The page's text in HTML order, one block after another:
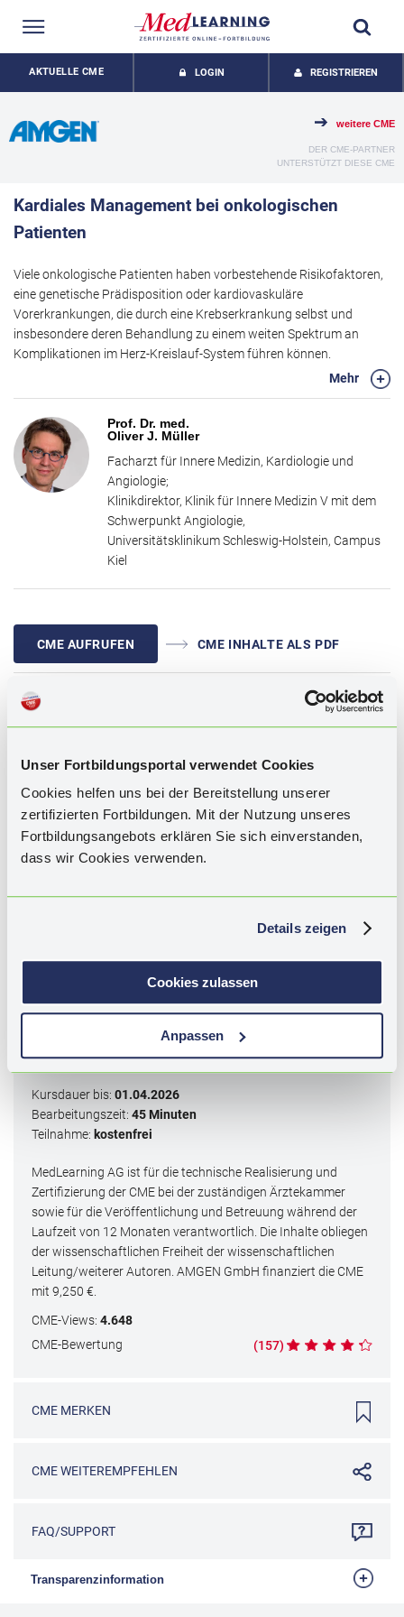
Unser Fortbildungsportal verwendet Cookies
Cookies helfen uns bei der Bereitstellung unserer
zertifizierten Fortbildungen. Mit der Nutzung unseres
Fortbildungsangebots erklären Sie sich einverstanden,
dass wir Cookies verwenden.
Details zeigen
Cookies zulassen
Anpassen
AKTUELLE CME LOGIN REGISTRIEREN
weitere CME
DER CME-PARTNER
UNTERSTÜTZT DIESE CME
Kardiales Management bei onkologischen
Patienten
Viele onkologische Patienten haben vorbestehende Risikofaktoren,
eine genetische Prädisposition oder kardiovaskuläre
Vorerkrankungen, die durch eine Krebserkrankung selbst und
insbesondere deren Behandlung zu einem weiten Spektrum an
Komplikationen im Herz-Kreislauf-System führen können.
Infolgedessen können sich kardiovaskuläre Probleme wie arterielle
Hypertonie, Herzinsuffizienz, Thrombosen oder auch eine kardiale
Fortbildung gibt Herr Prof. Müller einen Überblick über das kardiale
Management bei onkologischen Patienten. Dabei werden
ausgewählte spezifische Therapieverfahren besprochen und auf die
Risikostratifizierung, das Monitoring der Behandlung sowie auf die
Prophylaxe und die Therapie potenzieller kardiovaskulärer
Nebenwirkungen eingegangen. Dies erfolgt in Anlehnung an die
aktuellen ESC-Leitlinien zur Kardio-Onkologie. Zudem wird die
diskutiert und Empfehlungen zu Verlaufskontrollen sowie zur
Mehr
Prof. Dr. med.
Oliver J. Müller
Facharzt für Innere Medizin, Kardiologie und
Angiologie;
Klinikdirektor, Klinik für Innere Medizin V mit dem
Schwerpunkt Angiologie,
Universitätsklinikum Schleswig-Holstein, Campus
Kiel
CME AUFRUFEN CME INHALTE ALS PDF
WISSENSTEST
Risiko & Management kardiovaskulärer
Nebenwirkungen (z. B. Herzinsuffizienz, VTE, Amyloidose,
Hypertonie, Myokarditis), Chemotherapie, Anthrazykline,
Krebspatienten, Leitlinien Kardio-Onkologie.
Diese CME ist abgelaufen. Die Bearbeitung des
Kategorie I - Qualifizierung durch
Lernerfolgskontrolle
Kursdauer bis: 01.04.2026
Bearbeitungszeit: 45 Minuten
Teilnahme: kostenfrei
MedLearning AG ist für die technische Realisierung und
Zertifizierung der CME bei der zuständigen Ärztekammer
sowie für die Veröffentlichung und Betreuung während der
Laufzeit von 12 Monaten verantwortlich. Die Inhalte obliegen
der wissenschaftlichen Freiheit der wissenschaftlichen
Leitung/weiterer Autoren. AMGEN GmbH finanziert die CME
mit 9,250 €.
CME-Views: 4.648
CME-Bewertung (157)
CME MERKEN
CMEWEITEREMPFEHLEN
FAQ/SUPPORT
Transparenzinformation